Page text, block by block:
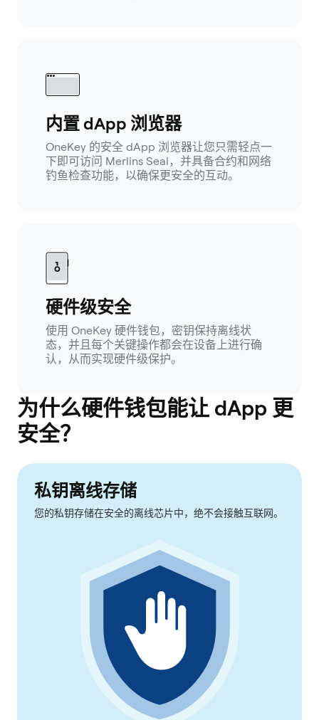
内置 dApp 浏览器
OneKey 的安全 dApp 浏览器让您只需轻点一
下即可访问 Merlins Seal，并具备合约和网络
钓鱼检查功能，以确保更安全的互动。
硬件级安全
使用 OneKey 硬件钱包，密钥保持离线状
态，并且每个关键操作都会在设备上进行确
认，从而实现硬件级保护。
为什么硬件钱包能让 dApp 更
安全？
私钥离线存储
您的私钥存储在安全的离线芯片中，绝不会接触互联网。